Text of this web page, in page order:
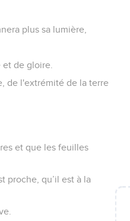
plus sa lumière,
de gloire.
de l'extrémité de la terre
et que les feuilles
proche, qu’il est à la